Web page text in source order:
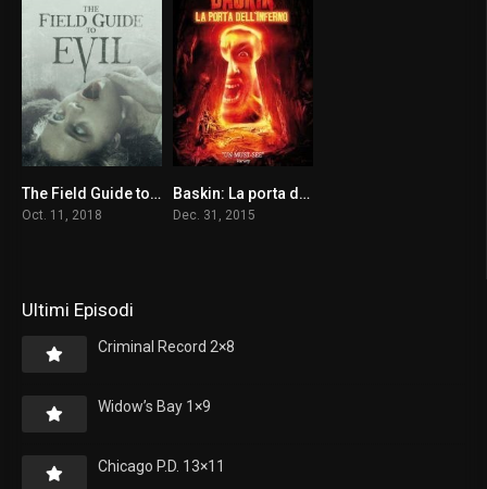
4.9The Field Guide to Evil
Oct. 11, 2018
5.7Baskin: La porta dell’inferno
Dec. 31, 2015
Ultimi Episodi
Criminal Record 2×8
Widow’s Bay 1×9
Chicago P.D. 13×11